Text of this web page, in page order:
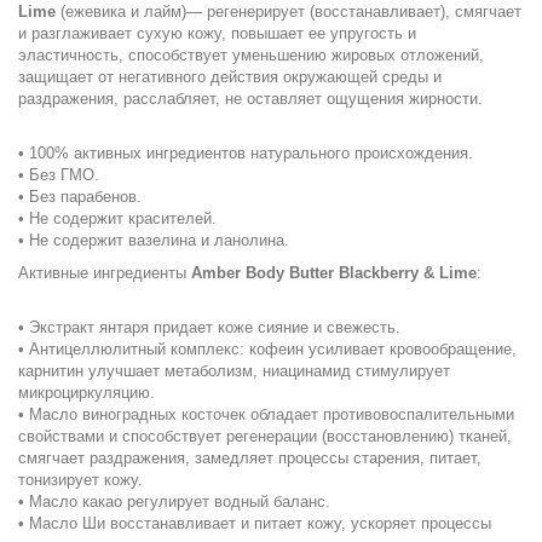
Lime (ежевика и лайм)— регенерирует (восстанавливает), смягчает
и разглаживает сухую кожу, повышает ее упругость и
эластичность, способствует уменьшению жировых отложений,
защищает от негативного действия окружающей среды и
раздражения, расслабляет, не оставляет ощущения жирности.
• 100% активных ингредиентов натурального происхождения.
• Без ГМО.
• Без парабенов.
• Не содержит красителей.
• Не содержит вазелина и ланолина.
Активные ингредиенты Amber Body Butter Blackberry & Lime:
• Экстракт янтаря придает коже сияние и свежесть.
• Антицеллюлитный комплекс: кофеин усиливает кровообращение,
карнитин улучшает метаболизм, ниацинамид стимулирует
микроциркуляцию.
• Масло виноградных косточек обладает противовоспалительными
свойствами и способствует регенерации (восстановлению) тканей,
смягчает раздражения, замедляет процессы старения, питает,
тонизирует кожу.
• Масло какао регулирует водный баланс.
• Масло Ши восстанавливает и питает кожу, ускоряет процессы